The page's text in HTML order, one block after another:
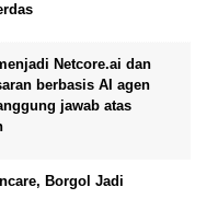
Netcore.ai dan
berbasis AI agen
jawab atas
Borgol Jadi